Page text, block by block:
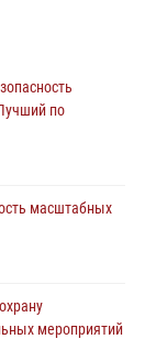
по
масштабных
мероприятий